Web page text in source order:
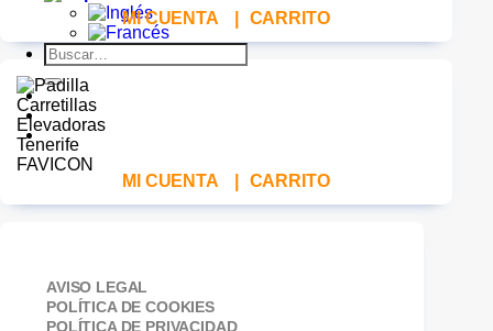
Buscar
por:
MI CUENTA
CARRITO
MI CUENTA CARRITO
AVISO LEGAL
POLÍTICA DE COOKIES
POLÍTICA DE PRIVACIDAD